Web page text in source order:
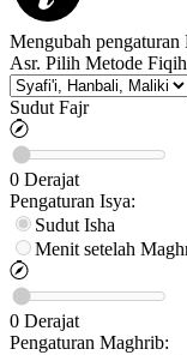
Mengubah
Asr. Pilih Metode
Sudut Fajr
0 Derajat
Pengaturan Isya:
Sudut Isha
Menit setelah
0 Derajat
Pengaturan Maghrib: